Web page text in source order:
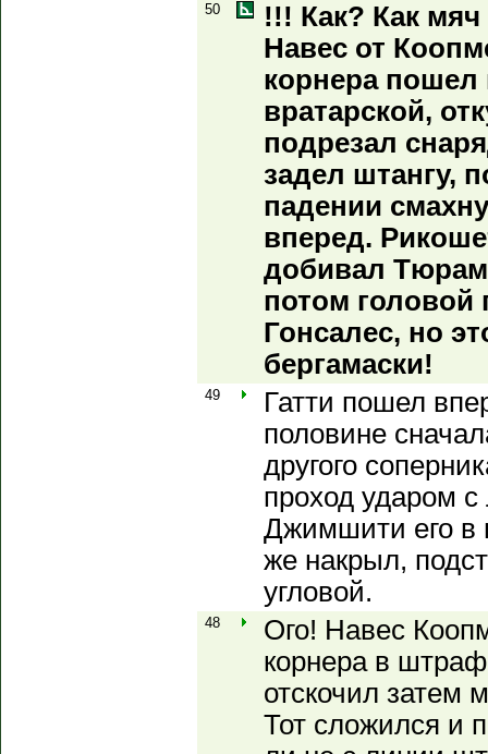
50
!!! Как? Как
Навес от
корнера
вратарской,
подрезал
задел штангу,
падении
вперед.
добивал
потом головой
Гонсалес, но
бергамаски!
49
Гатти пошел
половине
другого
проход ударом
Джимшити его в
же накрыл,
угловой.
48
Ого! Навес
корнера в
отскочил затем
Тот сложился и